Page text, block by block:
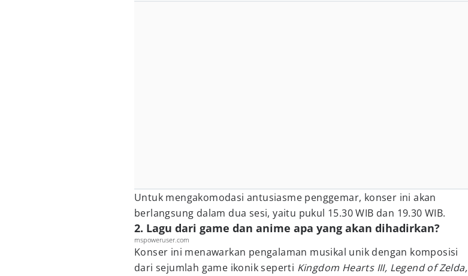
Untuk mengakomodasi antusiasme penggemar, konser ini akan
berlangsung dalam dua sesi, yaitu pukul 15.30 WIB dan 19.30 WIB.
2. Lagu dari game dan anime apa yang akan dihadirkan?
mspoweruser.com
Konser ini menawarkan pengalaman musikal unik dengan komposisi
dari sejumlah game ikonik seperti Kingdom Hearts III, Legend of Zelda,